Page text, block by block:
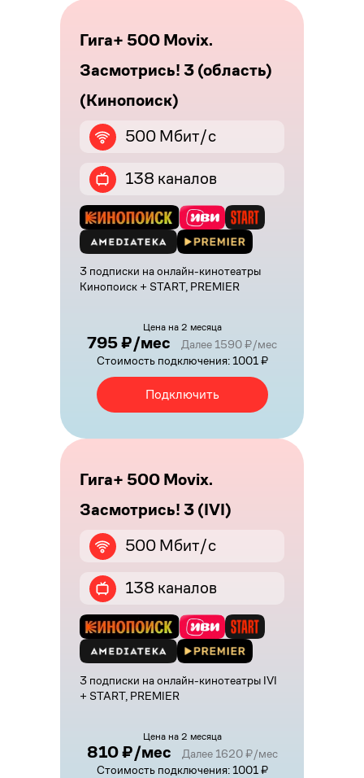
Гига+ 500 Movix.
Засмотрись! 3 (область)
(Кинопоиск)
500 Мбит/с
138 каналов
3 подписки на онлайн-кинотеатры
Кинопоиск + START, PREMIER
Цена на 2 месяца
795 ₽/мес
Далее 1590 ₽/мес
Стоимость подключения: 1001 ₽
Подключить
Гига+ 500 Movix.
Засмотрись! 3 (IVI)
500 Мбит/с
138 каналов
3 подписки на онлайн-кинотеатры IVI
+ START, PREMIER
Цена на 2 месяца
810 ₽/мес
Далее 1620 ₽/мес
Стоимость подключения: 1001 ₽